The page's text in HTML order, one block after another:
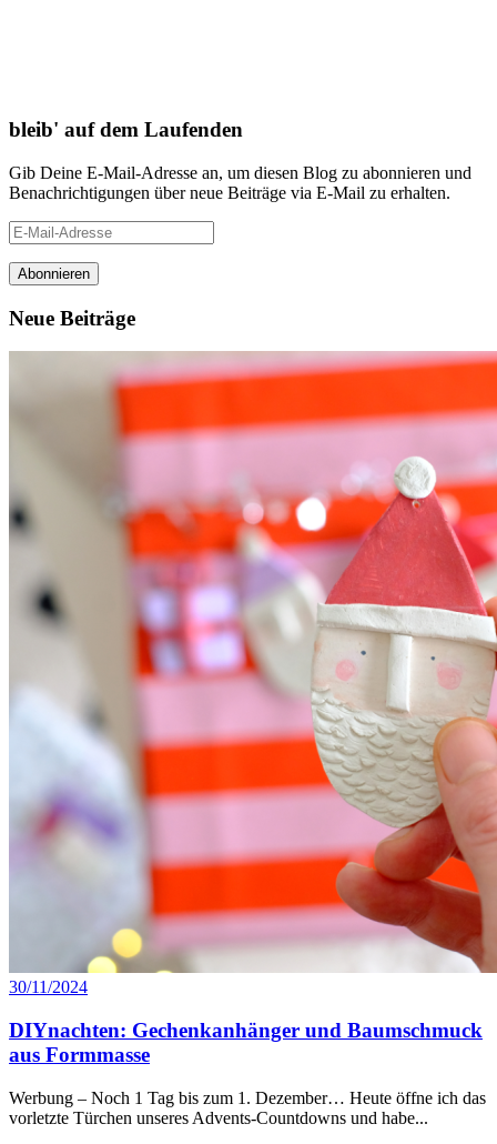
bleib' auf dem Laufenden
Gib Deine E-Mail-Adresse an, um diesen Blog zu abonnieren und
Benachrichtigungen über neue Beiträge via E-Mail zu erhalten.
E-
Mail-
Adresse
Neue Beiträge
30/11/2024
DIYnachten: Gechenkanhänger und Baumschmuck
aus Formmasse
Werbung – Noch 1 Tag bis zum 1. Dezember… Heute öffne ich das
vorletzte Türchen unseres Advents-Countdowns und habe...